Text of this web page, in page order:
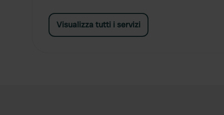
Visualizza tutti i servizi